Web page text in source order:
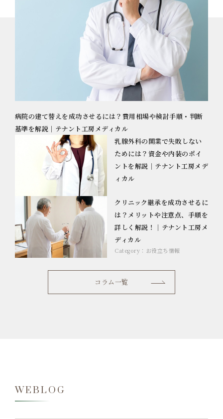
病院の建て替えを成功させるには？費用相場や検討手順・判断
基準を解説｜テナント工房メディカル
乳腺外科の開業で失敗しない
ためには？資金や内装のポイ
ントを解説｜テナント工房メデ
ィカル
クリニック継承を成功させるに
は？メリットや注意点、手順を
詳しく解説！｜テナント工房メ
ディカル
Category： お役立ち情報
コラム一覧
WEBLOG